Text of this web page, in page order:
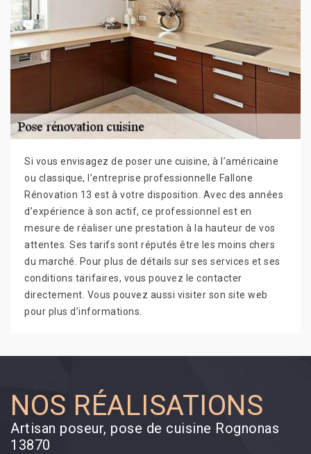
Si vous envisagez de poser une cuisine, à l’américaine
ou classique, l’entreprise professionnelle Fallone
Rénovation 13 est à votre disposition. Avec des années
d’expérience à son actif, ce professionnel est en
mesure de réaliser une prestation à la hauteur de vos
attentes. Ses tarifs sont réputés être les moins chers
du marché. Pour plus de détails sur ses services et ses
conditions tarifaires, vous pouvez le contacter
directement. Vous pouvez aussi visiter son site web
pour plus d’informations.
NOS RÉALISATIONS
Artisan poseur, pose de cuisine Rognonas
13870